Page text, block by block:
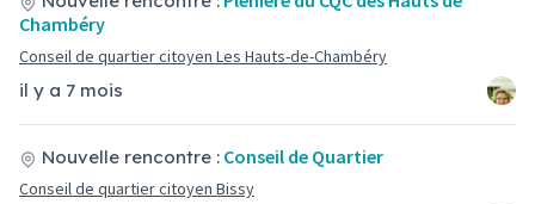
il y a 7 mois
Chambéry
Conseil de quartier citoyen Les Hauts-de-Chambéry
Nouvelle rencontre : Conseil de Quartier
Conseil de quartier citoyen Bissy